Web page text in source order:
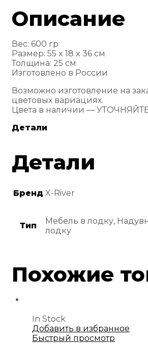
Описание
Вес: 600 гр
Размер: 55 x 18 x 36 см
Толщина: 25 см
Изготовлено в России
Возможно изготовление на
цветовых вариациях.
Цвета в наличии —
Детали
Детали
Бренд X-River
Тип
Мебель в лодку,
лодку
Похожие
In Stock
Добавить в избранное
Быстрый просмотр